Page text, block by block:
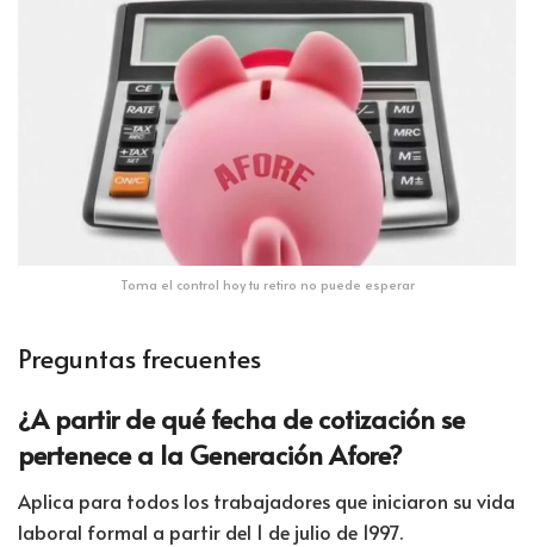
Toma el control hoy tu retiro no puede esperar
Preguntas frecuentes
¿A partir de qué fecha de cotización se
pertenece a la Generación Afore?
Aplica para todos los trabajadores que iniciaron su vida
laboral formal a partir del 1 de julio de 1997.